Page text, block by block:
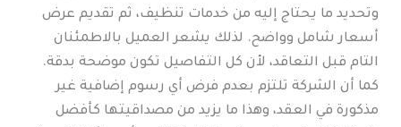
وتحديد ما يحتاج إليه من خدمات تنظيف، ثم تقديم عرض
أسعار شامل وواضح. لذلك يشعر العميل بالاطمئنان
التام قبل التعاقد، لأن كل التفاصيل تكون موضحة بدقة.
كما أن الشركة تلتزم بعدم فرض أي رسوم إضافية غير
مذكورة في العقد، وهذا ما يزيد من مصداقيتها كأفضل